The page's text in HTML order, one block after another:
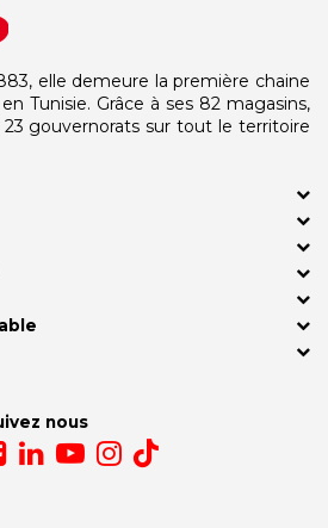
elle demeure la première chaine
Tunisie. Grâce à ses 82 magasins,
gouvernorats sur tout le territoire
nous